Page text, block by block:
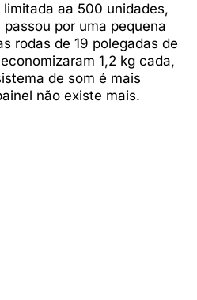
aa 500 unidades,
passou por uma pequena
rodas de 19 polegadas de
1,2 kg cada,
de som é mais
não existe mais.